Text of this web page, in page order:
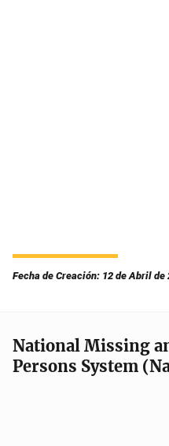
Fecha de Creación: 12 de Abril de
National Missing
Persons System